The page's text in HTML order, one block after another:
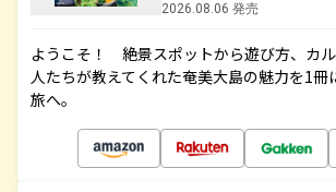
2026.08.06 発売
ようこそ！ 絶景スポットから遊び方、カ
人たちが教えてくれた奄美大島の魅力を1冊
旅へ。